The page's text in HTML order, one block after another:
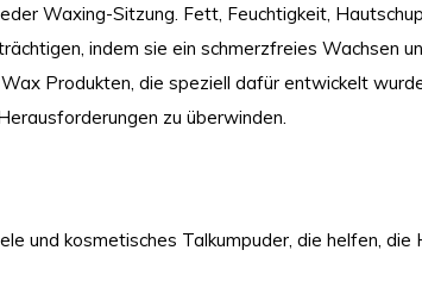
Waxing-Sitzung. Fett, Feuchtigkeit,
indem sie ein schmerzfreies Wachsen
Produkten, die speziell dafür entwickelt
zu überwinden.
und kosmetisches Talkumpuder, die helfen, die